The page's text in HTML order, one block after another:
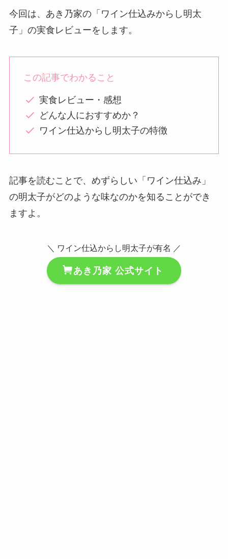
今回は、あき乃家の「ワイン仕込みからし明太
子」の実食レビューをします。
この記事でわかること
実食レビュー・感想
どんな人におすすめか？
ワイン仕込からし明太子の特徴
記事を読むことで、めずらしい「ワイン仕込み」
の明太子がどのような味なのかを知ることができ
ますよ。
＼ ワイン仕込からし明太子が有名 ／
あき乃家 公式サイト